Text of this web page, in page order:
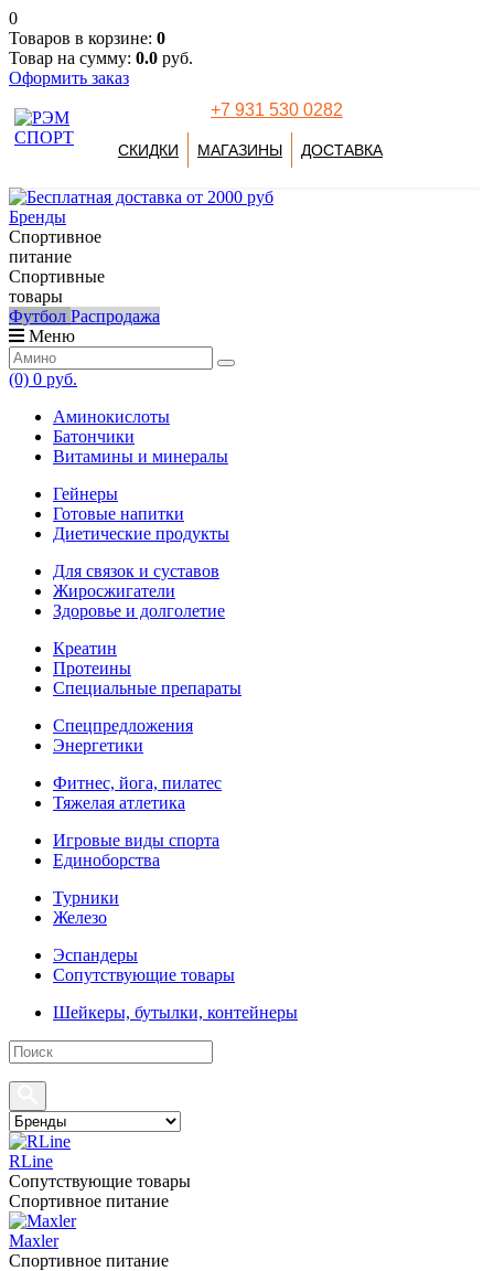
0
Товаров в корзине: 0
Товар на сумму: 0.0 руб.
Оформить заказ
+7 931 530 0282
СКИДКИ МАГАЗИНЫ ДОСТАВКА
Бренды
Спортивное
питание
Спортивные
товары
Футбол Распродажа
Меню
(0) 0 руб.
Аминокислоты
Батончики
Витамины и минералы
Гейнеры
Готовые напитки
Диетические продукты
Для связок и суставов
Жиросжигатели
Здоровье и долголетие
Креатин
Протеины
Специальные препараты
Спецпредложения
Энергетики
Фитнес, йога, пилатес
Тяжелая атлетика
Игровые виды спорта
Единоборства
Турники
Железо
Эспандеры
Сопутствующие товары
Шейкеры, бутылки, контейнеры
RLine
Сопутствующие товары
Спортивное питание
Maxler
Спортивное питание